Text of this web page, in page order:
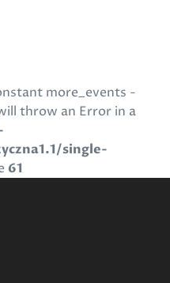
more_events -
throw an Error in a
single-
61